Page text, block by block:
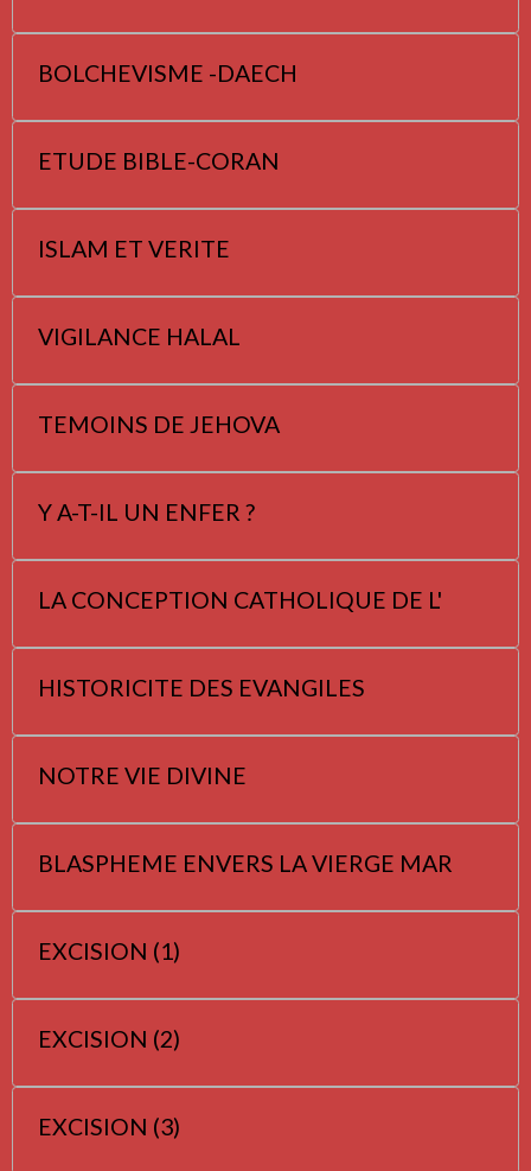
BOLCHEVISME -DAECH
ETUDE BIBLE-CORAN
ISLAM ET VERITE
VIGILANCE HALAL
TEMOINS DE JEHOVA
Y A-T-IL UN ENFER ?
LA CONCEPTION CATHOLIQUE DE L'
HISTORICITE DES EVANGILES
NOTRE VIE DIVINE
BLASPHEME ENVERS LA VIERGE MAR
EXCISION (1)
EXCISION (2)
EXCISION (3)